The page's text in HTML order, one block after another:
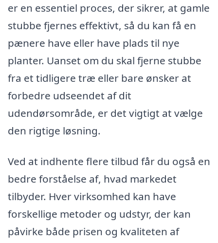
er en essentiel proces, der sikrer, at gamle
stubbe fjernes effektivt, så du kan få en
pænere have eller have plads til nye
planter. Uanset om du skal fjerne stubbe
fra et tidligere træ eller bare ønsker at
forbedre udseendet af dit
udendørsområde, er det vigtigt at vælge
den rigtige løsning.
Ved at indhente flere tilbud får du også en
bedre forståelse af, hvad markedet
tilbyder. Hver virksomhed kan have
forskellige metoder og udstyr, der kan
påvirke både prisen og kvaliteten af